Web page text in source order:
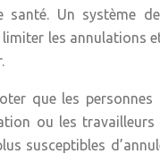
santé. Un système
les annulations
que les
ou les
susceptibles